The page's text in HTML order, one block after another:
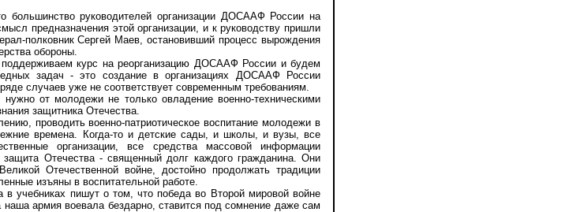
руководителей организации ДОСААФ России на
предназначения этой организации, и к руководству пришли
полковник Сергей Маев, остановивший процесс вырождения
обороны.
курс на реорганизацию ДОСААФ России и будем
задач - это создание в организациях ДОСААФ России
случаев уже не соответствует современным требованиям.
от молодежи не только овладение военно-техническими
защитника Отечества.
проводить военно-патриотическое воспитание молодежи в
времена. Когда-то и детские сады, и школы, и вузы, все
организации, все средства массовой информации
Отечества - священный долг каждого гражданина. Они
Отечественной войне, достойно продолжать традиции
изъяны в воспитательной работе.
учебниках пишут о том, что победа во Второй мировой войне
армия воевала бездарно, ставится под сомнение даже сам